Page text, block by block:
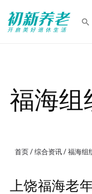
福海组
首页/综合资讯/ 福海组
上饶福海老